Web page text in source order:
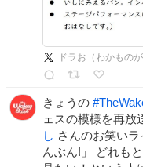
ドラお（わかものが
きょうの #
ェスの模様を再放
し さんのお笑いラ
んぶん!」 どれも